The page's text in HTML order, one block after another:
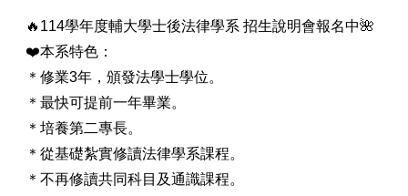
🔥114學年度輔大學士後法律學系 招生說明會報名中🌺
❤️本系特色：
＊修業3年，頒發法學士學位。
＊最快可提前一年畢業。
＊培養第二專長。
＊從基礎紮實修讀法律學系課程。
＊不再修讀共同科目及通識課程。